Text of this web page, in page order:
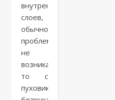
внутренних
слоев,
обычно
проблем
не
возникает,
то с
пуховиками-